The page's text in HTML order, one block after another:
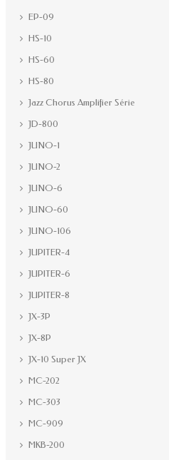
EP-09
HS-10
HS-60
HS-80
Jazz Chorus Amplifier Série
JD-800
JUNO-1
JUNO-2
JUNO-6
JUNO-60
JUNO-106
JUPITER-4
JUPITER-6
JUPITER-8
JX-3P
JX-8P
JX-10 Super JX
MC-202
MC-303
MC-909
MKB-200